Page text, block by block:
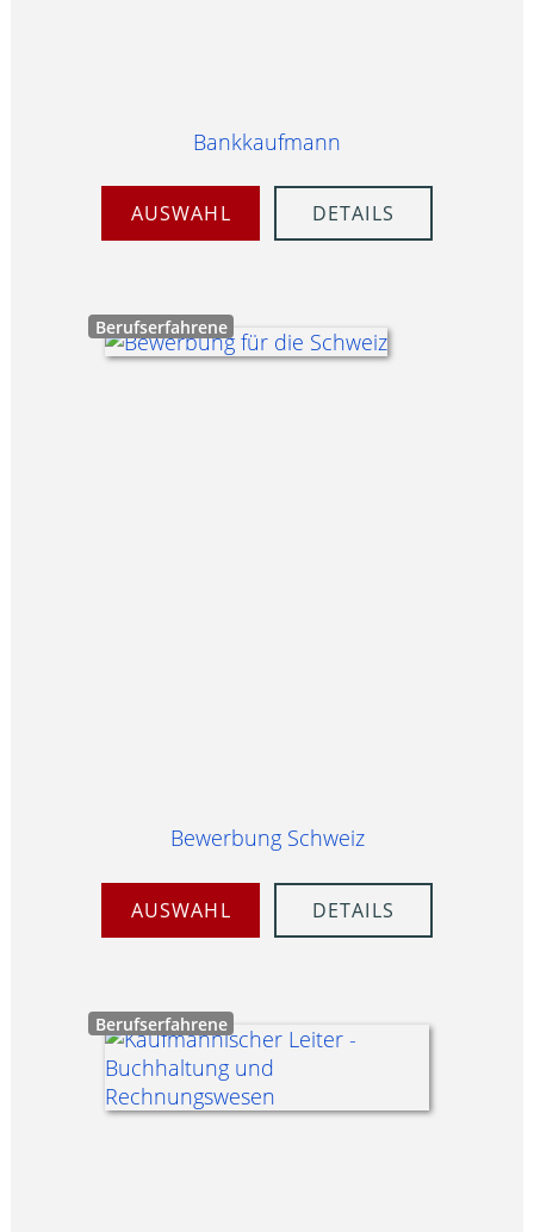
Bankkaufmann
AUSWAHL DETAILS
Berufserfahrene
Bewerbung Schweiz
AUSWAHL DETAILS
Berufserfahrene